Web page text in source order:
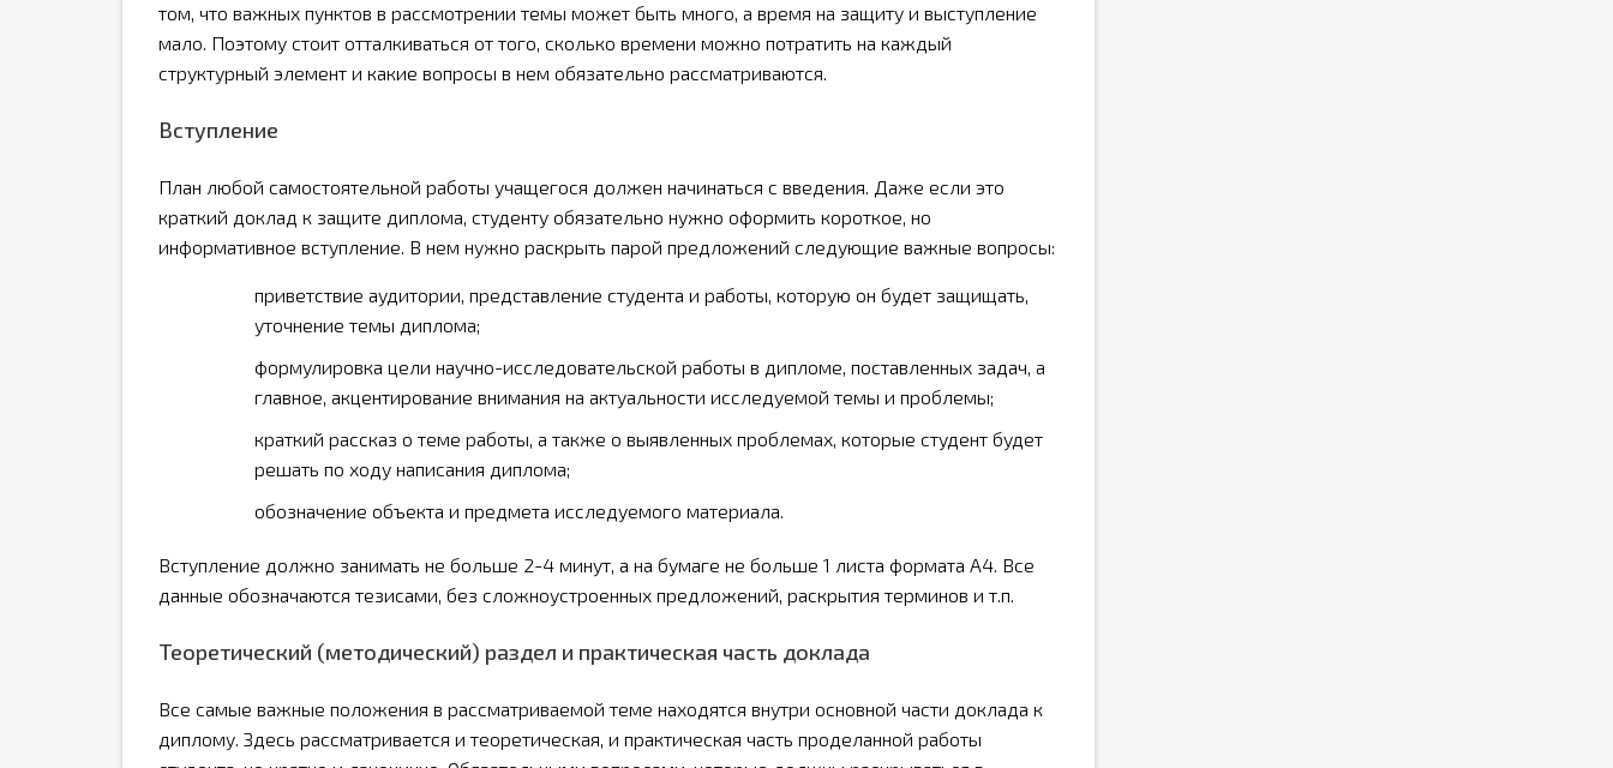
том, что важных пунктов в рассмотрении темы может быть много, а время на защиту и выступление
мало. Поэтому стоит отталкиваться от того, сколько времени можно потратить на каждый
структурный элемент и какие вопросы в нем обязательно рассматриваются.
Вступление
План любой самостоятельной работы учащегося должен начинаться с введения. Даже если это
краткий доклад к защите диплома, студенту обязательно нужно оформить короткое, но
информативное вступление. В нем нужно раскрыть парой предложений следующие важные вопросы:
приветствие аудитории, представление студента и работы, которую он будет защищать,
уточнение темы диплома;
формулировка цели научно-исследовательской работы в дипломе, поставленных задач, а
главное, акцентирование внимания на актуальности исследуемой темы и проблемы;
краткий рассказ о теме работы, а также о выявленных проблемах, которые студент будет
решать по ходу написания диплома;
обозначение объекта и предмета исследуемого материала.
Вступление должно занимать не больше 2-4 минут, а на бумаге не больше 1 листа формата А4. Все
данные обозначаются тезисами, без сложноустроенных предложений, раскрытия терминов и т.п.
Теоретический (методический) раздел и практическая часть доклада
Все самые важные положения в рассматриваемой теме находятся внутри основной части доклада к
диплому. Здесь рассматривается и теоретическая, и практическая часть проделанной работы